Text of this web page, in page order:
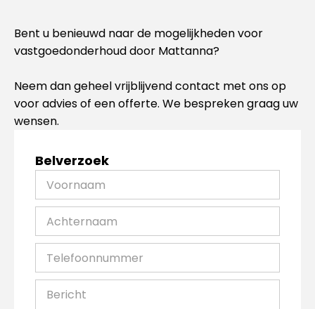
Bent u benieuwd naar de mogelijkheden voor
vastgoedonderhoud door Mattanna?
Neem dan geheel vrijblijvend contact met ons op
voor advies of een offerte. We bespreken graag uw
wensen.
Belverzoek